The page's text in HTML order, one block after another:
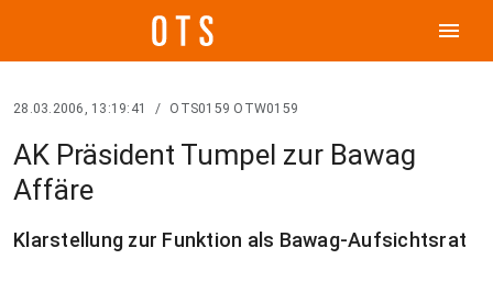
menu
28.03.2006, 13:19:41 / OTS0159 OTW0159
AK Präsident Tumpel zur Bawag
Affäre
Klarstellung zur Funktion als Bawag-Aufsichtsrat